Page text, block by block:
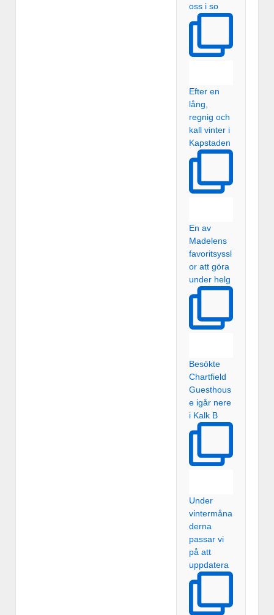
oss i so
Efter en
lång,
regnig och
kall vinter i
Kapstaden
En av
Madelens
favoritsyssl
or att göra
under helg
Besökte
Chartfield
Guesthous
e igår nere
i Kalk B
Under
vintermåna
derna
passar vi
på att
uppdatera